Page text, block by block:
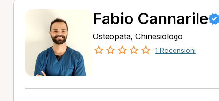
Fabio Cannarile
Osteopata, Chinesiologo
1 Recensioni